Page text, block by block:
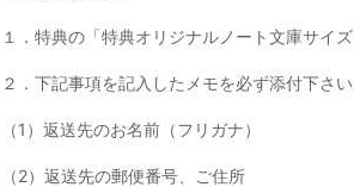
１．特典の「特典オリジナルノート文庫サイ
２．下記事項を記入したメモを必ず添付下さい
（1）返送先のお名前（フリガナ）
（2）返送先の郵便番号、ご住所